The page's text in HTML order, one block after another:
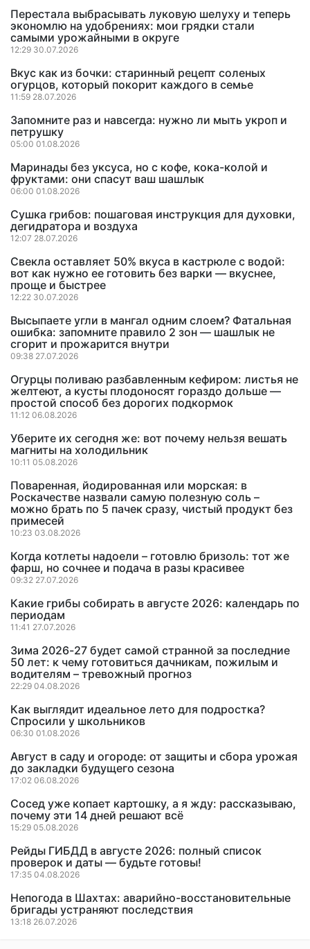
Перестала выбрасывать луковую шелуху и теперь
экономлю на удобрениях: мои грядки стали
самыми урожайными в округе
12:29 30.07.2026
Вкус как из бочки: старинный рецепт соленых
огурцов, который покорит каждого в семье
11:59 28.07.2026
Запомните раз и навсегда: нужно ли мыть укроп и
петрушку
05:00 01.08.2026
Маринады без уксуса, но с кофе, кока-колой и
фруктами: они спасут ваш шашлык
06:00 01.08.2026
Сушка грибов: пошаговая инструкция для духовки,
дегидратора и воздуха
12:07 28.07.2026
Свекла оставляет 50% вкуса в кастрюле с водой:
вот как нужно ее готовить без варки — вкуснее,
проще и быстрее
12:22 30.07.2026
Высыпаете угли в мангал одним слоем? Фатальная
ошибка: запомните правило 2 зон — шашлык не
сгорит и прожарится внутри
09:38 27.07.2026
Огурцы поливаю разбавленным кефиром: листья не
желтеют, а кусты плодоносят гораздо дольше —
простой способ без дорогих подкормок
11:12 06.08.2026
Уберите их сегодня же: вот почему нельзя вешать
магниты на холодильник
10:11 05.08.2026
Поваренная, йодированная или морская: в
Роскачестве назвали самую полезную соль –
можно брать по 5 пачек сразу, чистый продукт без
примесей
10:23 03.08.2026
Когда котлеты надоели – готовлю бризоль: тот же
фарш, но сочнее и подача в разы красивее
09:32 27.07.2026
Какие грибы собирать в августе 2026: календарь по
периодам
11:41 27.07.2026
Зима 2026-27 будет самой странной за последние
50 лет: к чему готовиться дачникам, пожилым и
водителям – тревожный прогноз
22:29 04.08.2026
Как выглядит идеальное лето для подростка?
Спросили у школьников
06:30 01.08.2026
Август в саду и огороде: от защиты и сбора урожая
до закладки будущего сезона
17:02 06.08.2026
Сосед уже копает картошку, а я жду: рассказываю,
почему эти 14 дней решают всё
15:29 05.08.2026
Рейды ГИБДД в августе 2026: полный список
проверок и даты — будьте готовы!
17:35 04.08.2026
Непогода в Шахтах: аварийно-восстановительные
бригады устраняют последствия
13:18 26.07.2026